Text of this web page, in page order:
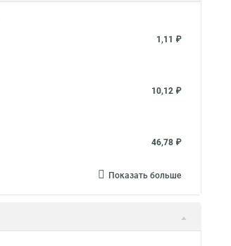
1,11 ₽
10,12 ₽
46,78 ₽
Показать больше